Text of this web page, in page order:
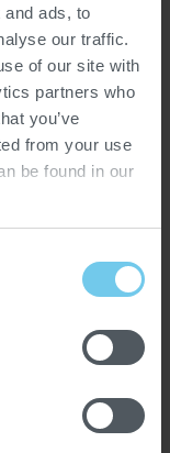
ads, to
our traffic.
of our site with
partners who
you’ve
from your use
be found in our
und
starken
die
von den
Bestandteil